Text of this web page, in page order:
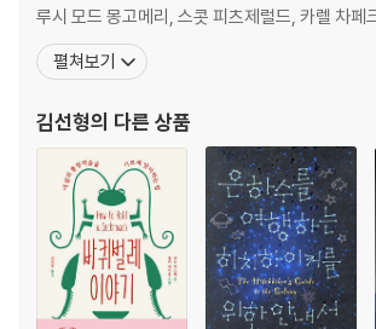
루시 모드 몽고메리, 스콧 피츠제럴드, 카렐 차페
스, 더글러스 애덤스 등 다양한 작가들의 작품을
유영번역상을 수상했다. 2025년, 제인 오스틴 탄
스틴의 세계를 구석구석 포착한
펼쳐보기
김선형의 다른 상품